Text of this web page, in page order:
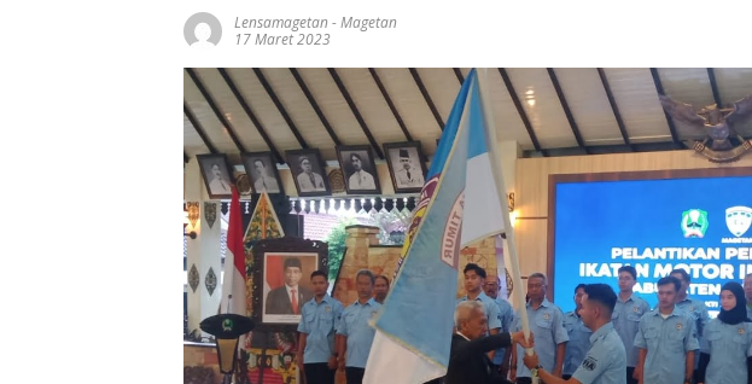
Lensamagetan-Magetan
17 Maret 2023